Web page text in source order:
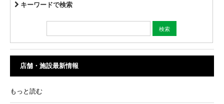
キーワードで検索
店舗・施設最新情報
もっと読む